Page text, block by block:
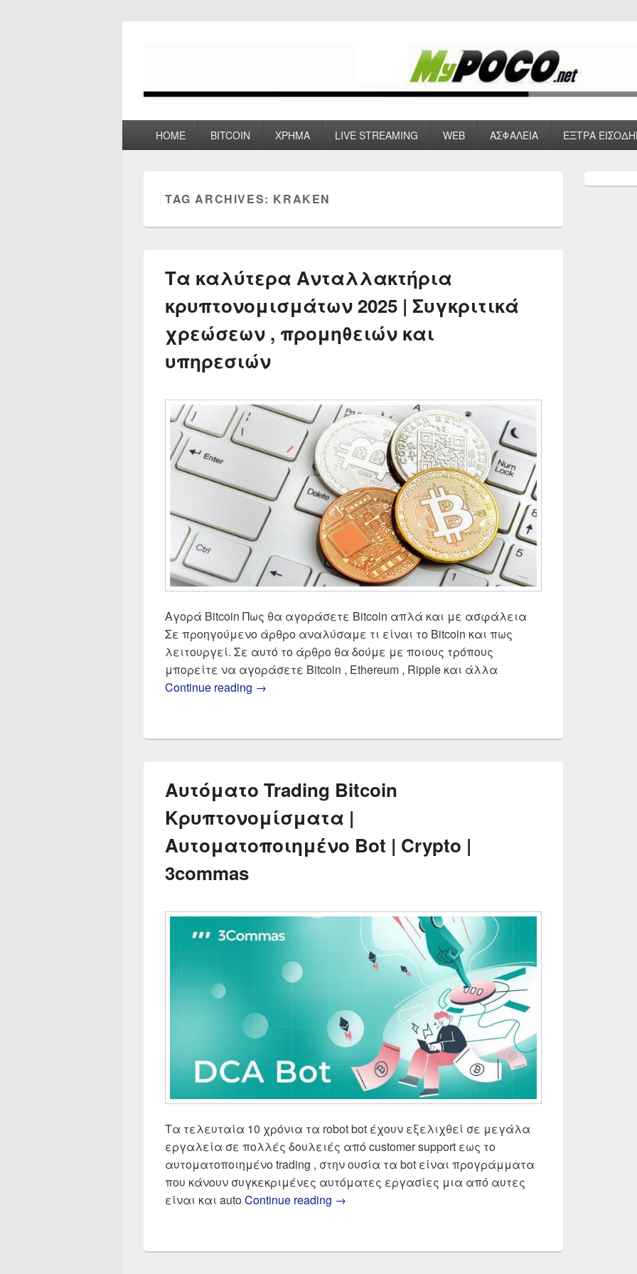
HOME BITCOIN ΧΡΗΜΑ LIVE STREAMING WEB ΑΣΦΑΛΕΙΑ ΕΞΤΡΑ
TAG ARCHIVES: KRAKEN
Τα καλύτερα Ανταλλακτήρια
κρυπτονομισμάτων 2025 | Συγκριτικά
χρεώσεων , προμηθειών και
υπηρεσιών
Αγορά Bitcoin Πως θα αγοράσετε Bitcoin απλά και με ασφάλεια
Σε προηγούμενο άρθρο αναλύσαμε τι είναι το Bitcoin και πως
λειτουργεί. Σε αυτό το άρθρο θα δούμε με ποιους τρόπους
μπορείτε να αγοράσετε Bitcoin , Ethereum , Ripple και άλλα
Continue reading Τα καλύτερα Ανταλλακτήρια κρυπτονομισμάτων 2025 |
→
Αυτόματο Trading Bitcoin
Κρυπτονομίσματα |
Αυτοματοποιημένο Bot | Crypto |
3commas
Τα τελευταία 10 χρόνια τα robot bot έχουν εξελιχθεί σε μεγάλα
εργαλεία σε πολλές δουλειές από customer support εως το
αυτοματοποιημένο trading , στην ουσία τα bot είναι προγράμματα
που κάνουν συγκεκριμένες αυτόματες εργασίες μια από αυτες
είναι και autoContinue reading Αυτόματο Trading Bitcoin Κρυπτονομίσματα |
→
Sidebar